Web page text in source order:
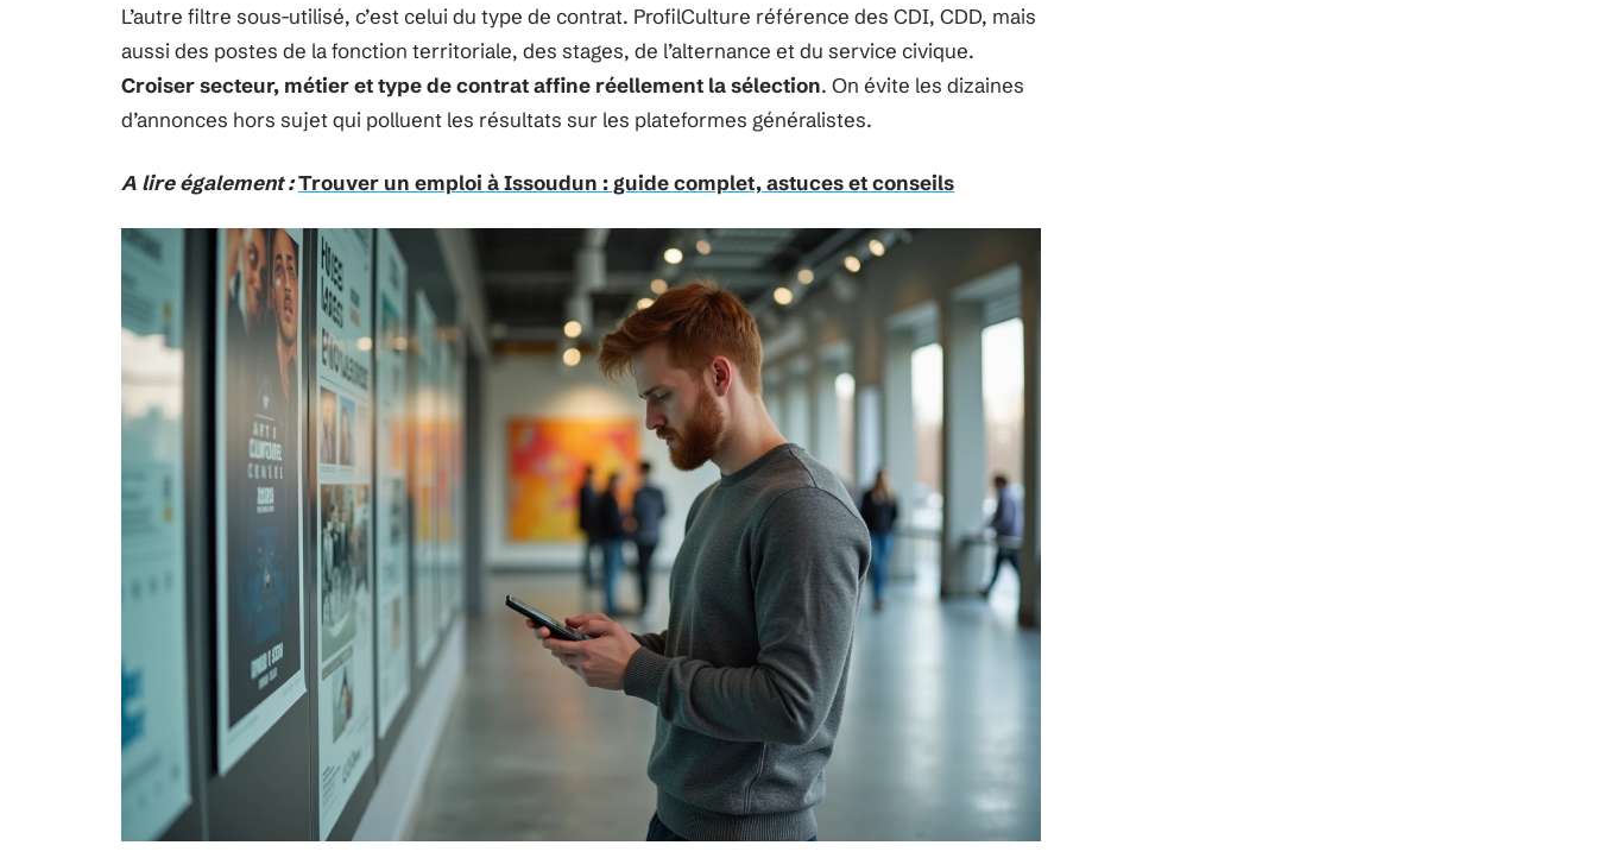
L’autre filtre sous-utilisé, c’est celui du type de contrat. ProfilCulture référence des CDI, CDD, mais
aussi des postes de la fonction territoriale, des stages, de l’alternance et du service civique.
Croiser secteur, métier et type de contrat affine réellement la sélection. On évite les dizaines
d’annonces hors sujet qui polluent les résultats sur les plateformes généralistes.
A lire également :Trouver un emploi à Issoudun : guide complet, astuces et conseils